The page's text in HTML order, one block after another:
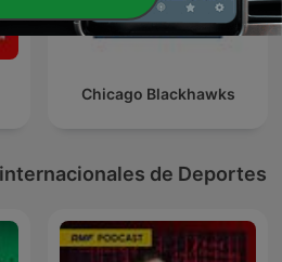
Chicago Blackhawks
de Deportes